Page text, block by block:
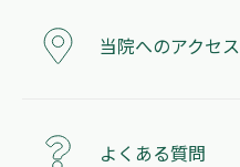
当院へのアクセス
よくある質問